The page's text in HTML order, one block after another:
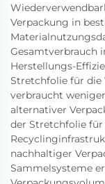
Verpackung in
Gesamtverbrauch
Herstellungs-
Stretchfolie für die
verbraucht
alternativer
der Stretchfolie
nachhaltiger
Sammelsysteme